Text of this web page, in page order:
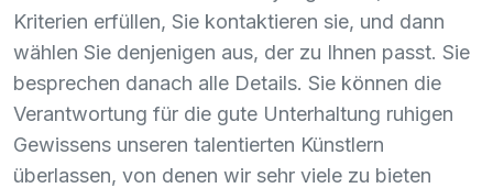
Kriterien erfüllen, Sie kontaktieren sie, und dann
wählen Sie denjenigen aus, der zu Ihnen passt. Sie
besprechen danach alle Details. Sie können die
Verantwortung für die gute Unterhaltung ruhigen
Gewissens unseren talentierten Künstlern
überlassen, von denen wir sehr viele zu bieten